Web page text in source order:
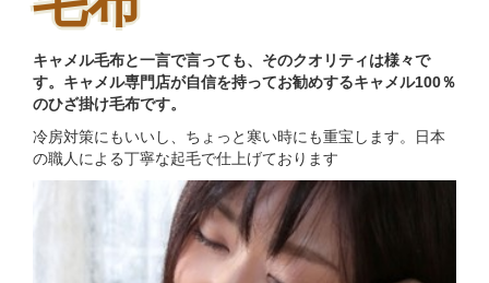
キャメル毛布と一言で言っても、そのクオリティは様々で
す。キャメル専門店が自信を持ってお勧めするキャメル100％
のひざ掛け毛布です。
冷房対策にもいいし、ちょっと寒い時にも重宝します。日本
の職人による丁寧な起毛で仕上げております